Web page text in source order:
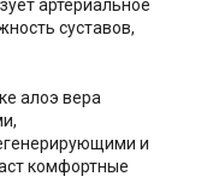
артериальное
суставов,
алоэ вера
и
комфортные